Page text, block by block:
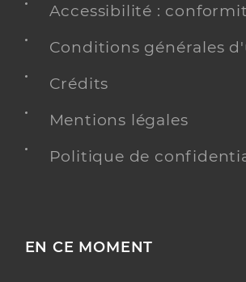
Accessibilité :
Conditions générales
Crédits
Mentions légales
Politique de
EN CE MOMENT